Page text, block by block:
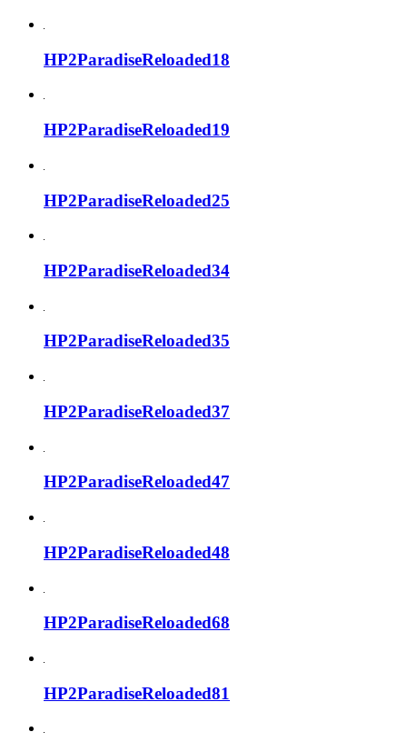
HP2ParadiseReloaded18
HP2ParadiseReloaded19
HP2ParadiseReloaded25
HP2ParadiseReloaded34
HP2ParadiseReloaded35
HP2ParadiseReloaded37
HP2ParadiseReloaded47
HP2ParadiseReloaded48
HP2ParadiseReloaded68
HP2ParadiseReloaded81